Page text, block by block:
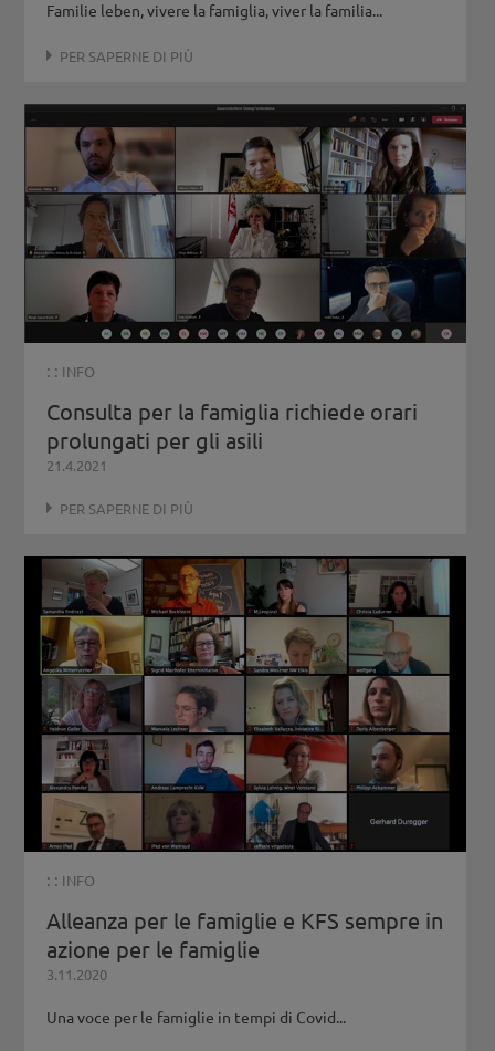
Familie leben, vivere la famiglia, viver la familia...
PER SAPERNE DI PIÙ
: : INFO
Consulta per la famiglia richiede orari
prolungati per gli asili
21.4.2021
PER SAPERNE DI PIÙ
: : INFO
Alleanza per le famiglie e KFS sempre in
azione per le famiglie
3.11.2020
Una voce per le famiglie in tempi di Covid...